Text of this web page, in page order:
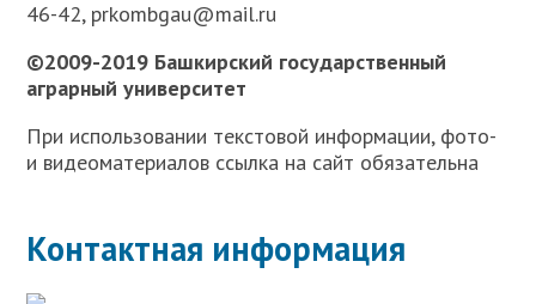
46-42, prkombgau@mail.ru
©2009-2019 Башкирский государственный
аграрный университет
При использовании текстовой информации, фото-
и видеоматериалов ссылка на сайт обязательна
Контактная информация